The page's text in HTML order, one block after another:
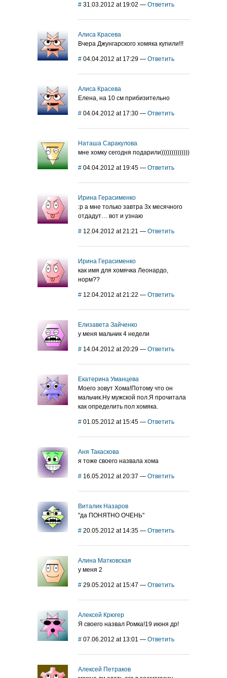
# 31.03.2012 at 19:02 — Ответить
Алиса Красева
Вчера Джунгарского хомяка купили!!!
# 04.04.2012 at 17:29 — Ответить
Алиса Красева
Елена, на 10 см прибизительно
# 04.04.2012 at 17:30 — Ответить
Наташа Саракулова
мне хомку сегодня подарили))))))))))))))
# 04.04.2012 at 19:45 — Ответить
Ирина Герасименко
:р а мне только завтра 3х месячного
отдадут… вот и узнаю
# 12.04.2012 at 21:21 — Ответить
Ирина Герасименко
как имя для хомячка Леонардо,
норм??
# 12.04.2012 at 21:22 — Ответить
Елизавета Зайченко
у меня мальчик 4 недели
# 14.04.2012 at 20:29 — Ответить
Екатерина Уманцева
Моего зовут Хома!Потому что он
мальчик.Ну мужской пол.Я прочитала
как определить пол хомяка.
# 01.05.2012 at 15:45 — Ответить
Аня Такаскова
я тоже своего назвала хома
# 16.05.2012 at 20:37 — Ответить
Виталик Назаров
"да ПОНЯТНО ОЧЕНЬ"
# 20.05.2012 at 14:35 — Ответить
Алина Матковская
у меня 2
# 29.05.2012 at 15:47 — Ответить
Алексей Крюгер
Я своего назвал Ромка!19 июня др!
# 07.06.2012 at 13:01 — Ответить
Алексей Петраков